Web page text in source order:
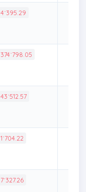
4˙395.29
374˙798.05
43˙512.57
1˙704.22
7˙327.26